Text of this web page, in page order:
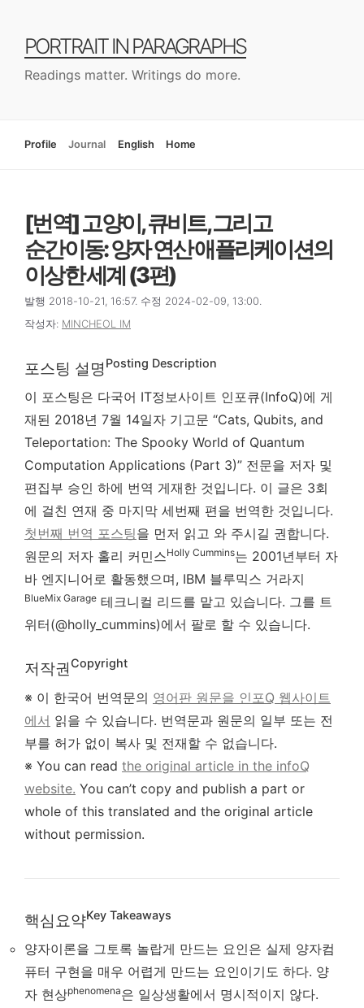
PORTRAIT IN PARAGRAPHS
Readings matter. Writings do more.
Profile Journal English Home
[번역] 고양이, 큐비트, 그리고
순간이동: 양자 연산 애플리케이션의
이상한 세계 (3편)
발행 2018-10-21, 16:57. 수정 2024-02-09, 13:00.
작성자: MINCHEOL IM
포스팅 설명 Posting Description
이 포스팅은 다국어 IT정보사이트 인포큐(InfoQ)에 게
재된 2018년 7월 14일자 기고문 “Cats, Qubits, and
Teleportation: The Spooky World of Quantum
Computation Applications (Part 3)” 전문을 저자 및
편집부 승인 하에 번역 게재한 것입니다. 이 글은 3회
에 걸친 연재 중 마지막 세번째 편을 번역한 것입니다.
첫번째 번역 포스팅을 먼저 읽고 와 주시길 권합니다.
원문의 저자 홀리 커민스Holly Cummins는 2001년부터 자
바 엔지니어로 활동했으며, IBM 블루믹스 거라지
BlueMix Garage 테크니컬 리드를 맡고 있습니다. 그를 트
위터(@holly_cummins)에서 팔로 할 수 있습니다.
저작권Copyright
※ 이 한국어 번역문의 영어판 원문을 인포Q 웹사이트
에서 읽을 수 있습니다. 번역문과 원문의 일부 또는 전
부를 허가 없이 복사 및 전재할 수 없습니다.
※ You can read the original article in the infoQ
website. You can’t copy and publish a part or
whole of this translated and the original article
without permission.
핵심요약Key Takeaways
양자이론을 그토록 놀랍게 만드는 요인은 실제 양자컴
퓨터 구현을 매우 어렵게 만드는 요인이기도 하다. 양
자 현상phenomena은 일상생활에서 명시적이지 않다.